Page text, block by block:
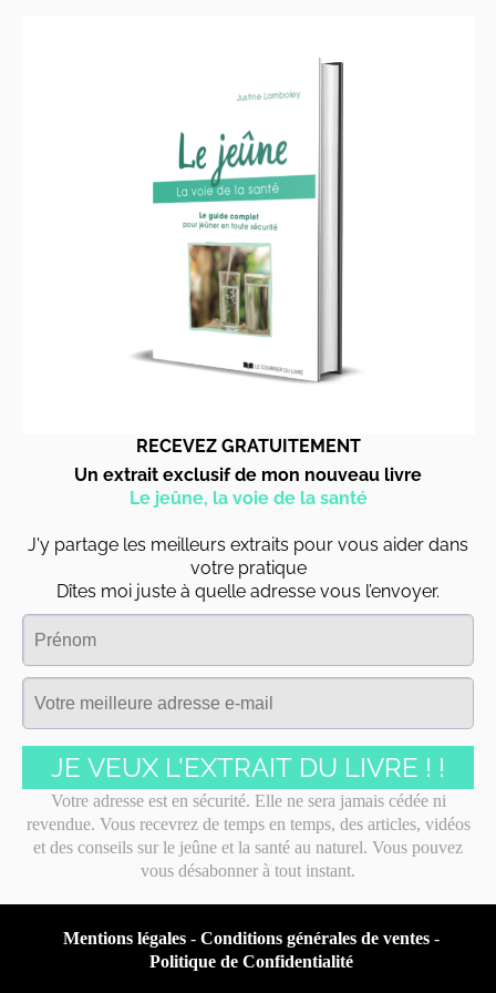
RECEVEZ GRATUITEMENT
Un extrait exclusif de mon nouveau livre
Le jeûne, la voie de la santé
J'y partage les meilleurs extraits pour vous aider dans
votre pratique
Dîtes moi juste à quelle adresse vous l’envoyer.
JE VEUX L'EXTRAIT DU LIVRE ! !
Votre adresse est en sécurité. Elle ne sera jamais cédée ni
revendue. Vous recevrez de temps en temps, des articles, vidéos
et des conseils sur le jeûne et la santé au naturel. Vous pouvez
vous désabonner à tout instant.
Mentions légales- Conditions générales de ventes-
Politique de Confidentialité